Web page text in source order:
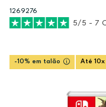
1269276
5/5 - 7
-10% em talão Até 10x